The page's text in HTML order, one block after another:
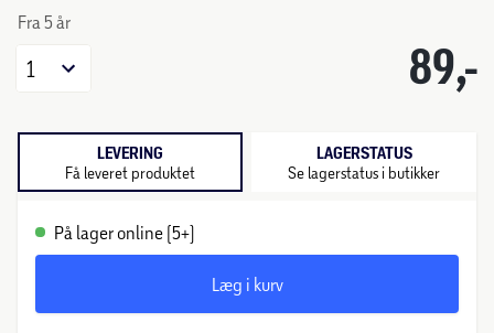
Fra 5 år
89,-
1
LEVERING
Få leveret produktet
LAGERSTATUS
Se lagerstatus i butikker
På lager online (5+)
Læg i kurv